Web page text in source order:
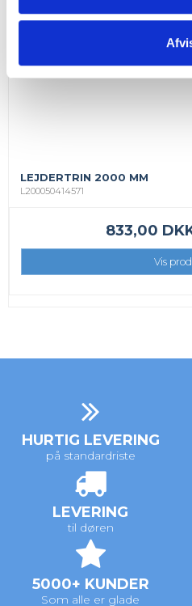
LEJDERTRIN 2000 MM
L200050414571
833,00
Vis
HURTIG LEVERING
på standardriste
LEVERING
til døren
5000+ KUNDER
Som alle er glade